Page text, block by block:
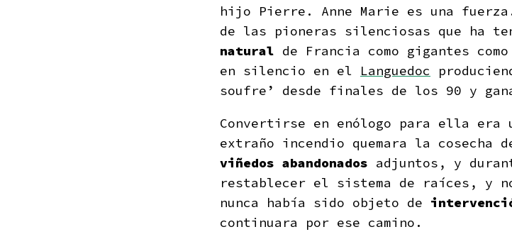
hijo Pierre. Anne Marie es una fuerza.
de las pioneras silenciosas que ha
natural de Francia como gigantes como
en silencio en el Languedoc
soufre’ desde finales de los 90 y
Convertirse en enólogo para ella era
extraño incendio quemara la cosecha
viñedos abandonados adjuntos, y
restablecer el sistema de raíces, y
nunca había sido objeto de
continuara por ese camino.